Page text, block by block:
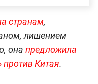
странам,
лишением
она предложила
Китая.